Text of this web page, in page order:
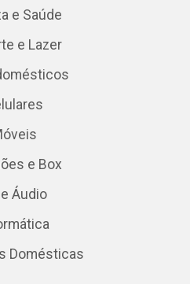
e Saúde
e Lazer
e Box
Áudio
Domésticas